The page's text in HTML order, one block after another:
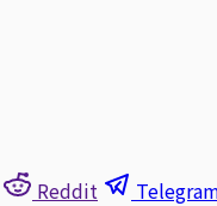
Reddit